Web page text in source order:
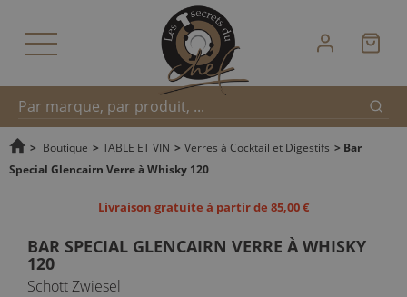
Recherche
> Boutique > TABLE ET VIN > Verres à Cocktail et Digestifs > Bar
Special Glencairn Verre à Whisky 120
Livraison gratuite à partir de 85,00 €
BAR SPECIAL GLENCAIRN VERRE À WHISKY
120
Schott Zwiesel